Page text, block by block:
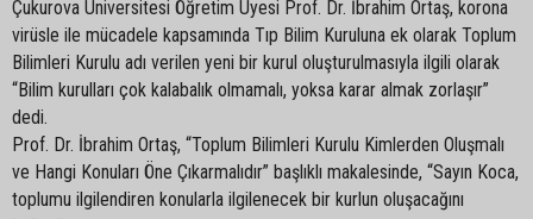
Çukurova Üniversitesi Öğretim Üyesi Prof. Dr. İbrahim Ortaş, korona
virüsle ile mücadele kapsamında Tıp Bilim Kuruluna ek olarak Toplum
Bilimleri Kurulu adı verilen yeni bir kurul oluşturulmasıyla ilgili olarak
“Bilim kurulları çok kalabalık olmamalı, yoksa karar almak zorlaşır”
dedi.
Prof. Dr. İbrahim Ortaş, “Toplum Bilimleri Kurulu Kimlerden Oluşmalı
ve Hangi Konuları Öne Çıkarmalıdır” başlıklı makalesinde, “Sayın Koca,
toplumu ilgilendiren konularla ilgilenecek bir kurlun oluşacağını